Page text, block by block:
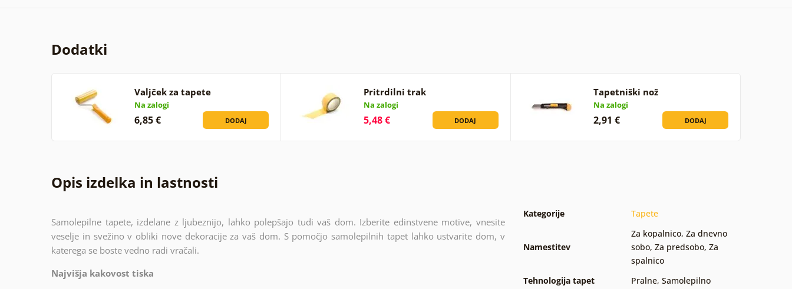
Dodatki
Valjček za tapete
Na zalogi
6,85 € DODAJ
Pritrdilni trak
Na zalogi
5,48 € DODAJ
Tapetniški nož
Na zalogi
2,91 € DODAJ
Opis izdelka in lastnosti
Samolepilne tapete, izdelane z ljubeznijo, lahko polepšajo tudi vaš dom. Izberite edinstvene motive, vnesite
veselje in svežino v obliki nove dekoracije za vaš dom. S pomočjo samolepilnih tapet lahko ustvarite dom, v
katerega se boste vedno radi vračali.
Najvišja kakovost tiska
Kategorije Tapete
Namestitev
Za kopalnico, Za dnevno
sobo, Za predsobo, Za
spalnico
Tehnologija tapet
Pralne, Samolepilno